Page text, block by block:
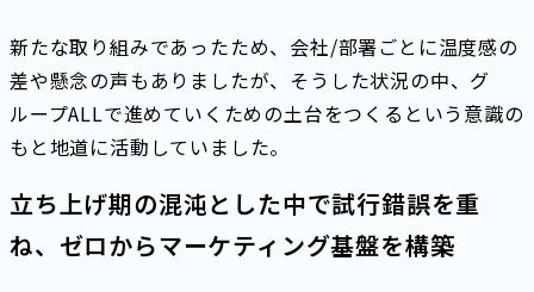
新たな取り組みであったため、会社/部署ごとに温度感の
差や懸念の声もありましたが、そうした状況の中、グ
ループALLで進めていくための土台をつくるという意識の
もと地道に活動していました。
立ち上げ期の混沌とした中で試行錯誤を重
ね、ゼロからマーケティング基盤を構築